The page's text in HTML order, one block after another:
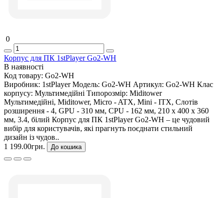
0
Корпус для ПК 1stPlayer Go2-WH
В наявності
Код товару: Go2-WH
Виробник: 1stPlayer Модель: Go2-WH Артикул: Go2-WH Клас
корпусу: Мультимедійні Типорозмір: Miditower
Мультимедійні, Miditower, Micro - ATX, Mini - ITX, Слотів
розширення - 4, GPU - 310 мм, CPU - 162 мм, 210 х 400 х 360
мм, 3.4, білий Корпус для ПК 1stPlayer Go2-WH – це чудовий
вибір для користувачів, які прагнуть поєднати стильний
дизайн із чудов..
1 199.00грн.
До кошика